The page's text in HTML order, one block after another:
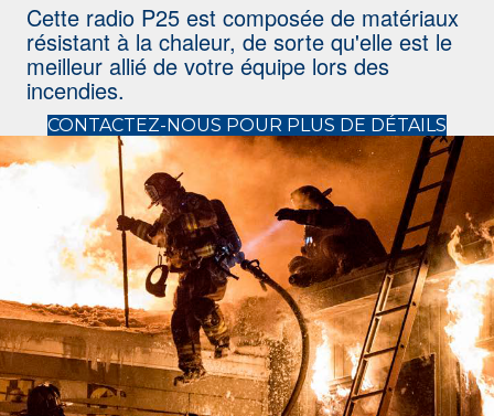
Cette radio P25 est composée de matériaux
résistant à la chaleur, de sorte qu'elle est le
meilleur allié de votre équipe lors des
incendies.
CONTACTEZ-NOUS POUR PLUS DE DÉTAILS